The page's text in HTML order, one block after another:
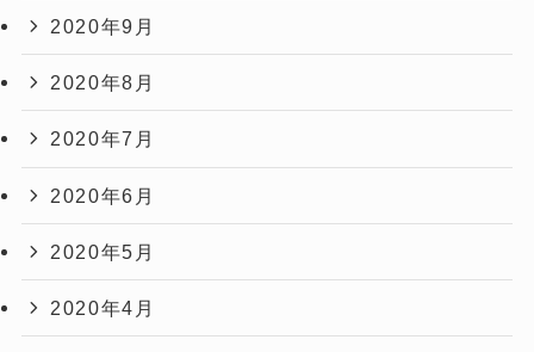
2020年9月
2020年8月
2020年7月
2020年6月
2020年5月
2020年4月